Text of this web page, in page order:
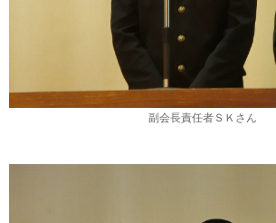
副会長責任者ＳＫさん